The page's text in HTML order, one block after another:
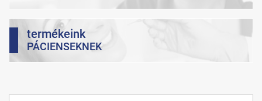
termékeink
PÁCIENSEKNEK